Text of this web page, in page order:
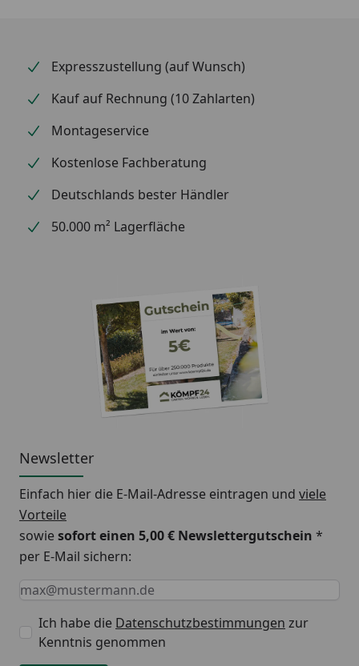
Expresszustellung (auf Wunsch)
Kauf auf Rechnung (10 Zahlarten)
Montageservice
Kostenlose Fachberatung
Deutschlands bester Händler
50.000 m² Lagerfläche
Newsletter
Einfach hier die E-Mail-Adresse eintragen und viele
Vorteile
sowiesofort einen 5,00 € Newslettergutschein *
per E-Mail sichern:
Keine Eingabe erforderlich
Eingabe erforderlich
E-Mail *
Ich habe die Datenschutzbestimmungen zur
Kenntnis genommen